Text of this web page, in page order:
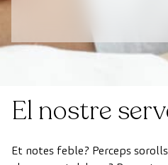
El nostre
Et notes feble? Perceps